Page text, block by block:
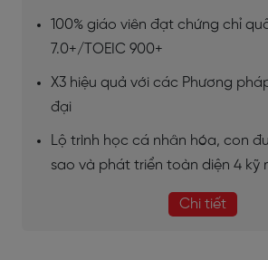
100% giáo viên đạt chứng chỉ
7.0+/TOEIC 900+
X3 hiệu quả với các Phương
đại
Lộ trình học cá nhân hóa, con
sao và phát triển toàn diện 4 kỹ
Chi tiết